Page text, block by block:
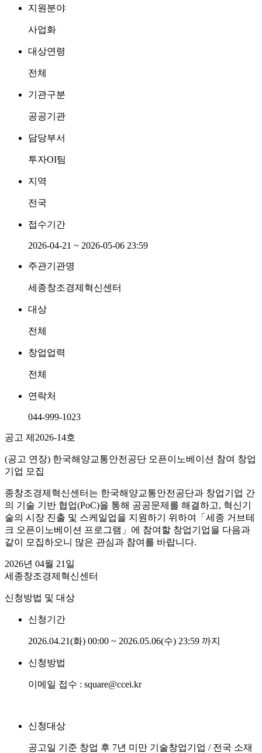
지원분야
사업화
대상연령
전체
기관구분
공공기관
담당부서
투자OI팀
지역
전국
접수기간
2026-04-21 ~ 2026-05-06 23:59
주관기관명
세종창조경제혁신센터
대상
전체
창업업력
전체
연락처
044-999-1023
공고 제2026-14호
(공고 연장) 한국해양교통안전공단 오픈이노베이션 참여 창업
기업 모집
종창조경제혁신센터는 한국해양교통안전공단과 창업기업 간
의 기술 기반 협업(PoC)을 통해 공공문제를 해결하고, 혁신기
술의 시장 진출 및 스케일업을 지원하기 위하여「세종 거브테
크 오픈이노베이션 프로그램」에 참여할 창업기업을 다음과
같이 모집하오니 많은 관심과 참여를 바랍니다.
2026년 04월 21일
세종창조경제혁신센터
신청방법 및 대상
신청기간
2026.04.21(화) 00:00 ~ 2026.05.06(수) 23:59 까지
신청방법
이메일 접수 : square@ccei.kr
신청대상
공고일 기준 창업 후 7년 미만 기술창업기업 / 전국 소재